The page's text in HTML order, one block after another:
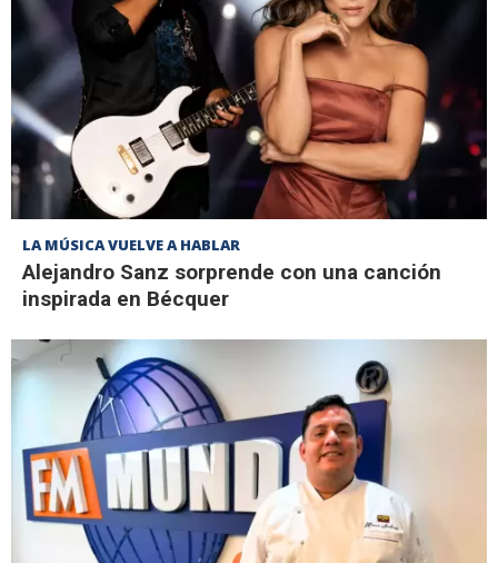
LA MÚSICA VUELVE A HABLAR
Alejandro Sanz sorprende con una canción
inspirada en Bécquer